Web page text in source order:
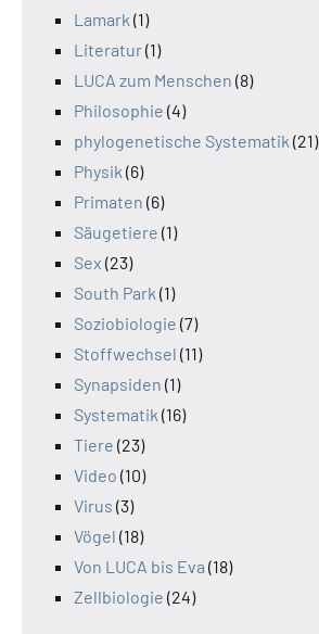
Lamark (1)
Literatur(1)
LUCA zum Menschen (8)
Philosophie (4)
phylogenetische Systematik (21)
Physik (6)
Primaten (6)
Säugetiere (1)
Sex (23)
South Park (1)
Soziobiologie (7)
Stoffwechsel (11)
Synapsiden (1)
Systematik (16)
Tiere (23)
Video (10)
Virus (3)
Vögel (18)
Von LUCA bis Eva (18)
Zellbiologie (24)